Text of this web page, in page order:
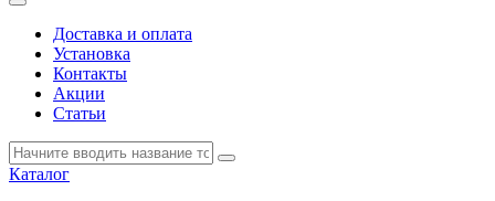
Доставка и оплата
Установка
Контакты
Акции
Статьи
Каталог